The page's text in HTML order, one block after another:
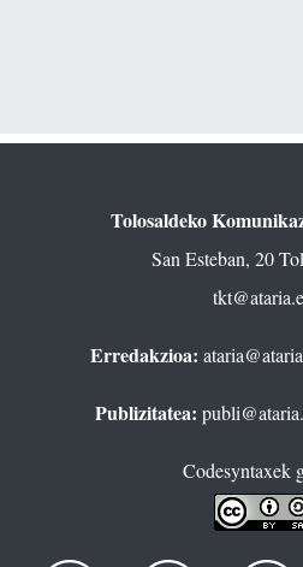
Tolosaldeko
San Esteban, 20
Erredakzioa:
Publizitatea:
Codesyntaxek